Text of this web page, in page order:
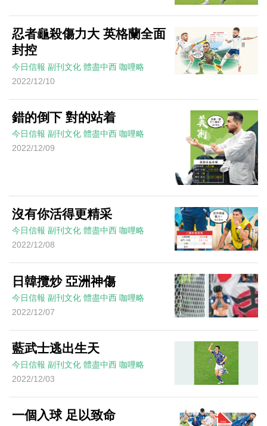
忍者龜殺傷力大 英格蘭全面
封控
今日信報 副刊文化 體盡中西 咖哩略
2022/12/10
錯的倒下 對的站着
今日信報 副刊文化 體盡中西 咖哩略
2022/12/09
沒有你活得更精采
今日信報 副刊文化 體盡中西 咖哩略
2022/12/08
日韓攬炒 亞洲神傷
今日信報 副刊文化 體盡中西 咖哩略
2022/12/07
藍武士逃出生天
今日信報 副刊文化 體盡中西 咖哩略
2022/12/03
一個入球 足以致命